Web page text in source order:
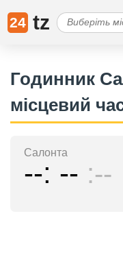
24 tz
Годинник
місцевий
Салонта
-- -- --